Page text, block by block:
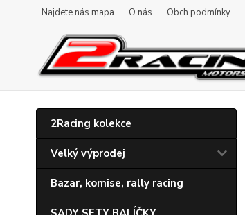
Najdete nás mapa O nás Obch.podmínky
2Racing kolekce
Velký výprodej
Bazar, komise, rally racing